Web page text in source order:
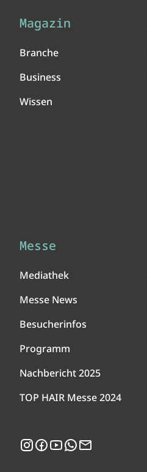
Magazin
Branche
Business
Wissen
Messe
Mediathek
Messe News
Besucherinfos
Programm
Nachbericht 2025
TOP HAIR Messe 2024
Instagram
Facebook
YouTubeWhatsApp